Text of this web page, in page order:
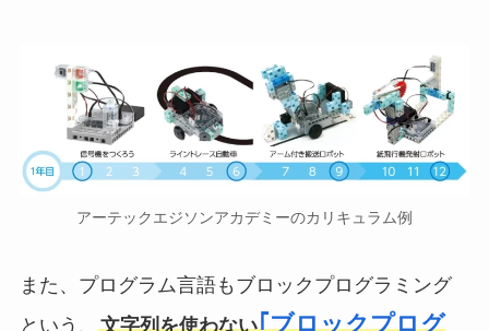
アーテックエジソンアカデミーのカリキュラム例
また、プログラム言語もブロックプログラミング
という、 文字列を使わない｢ブロックプログ